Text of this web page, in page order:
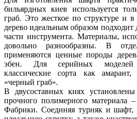
бильярдных киев используется
граб. Это жесткое по структуре и
дерево идеальным образом подходит
части инструмента. Материалы,
довольно разнообразны. В
применяются ценные породы
эбен. Для серийных моделей
классические сорта как
«черный граб».
В двусоставных киях
прочного полимерного материала –
Фабрики. Соединяя турняк и шафт,